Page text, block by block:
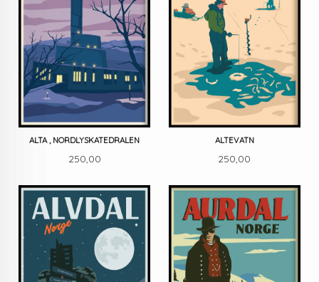
ALTA , NORDLYSKATEDRALEN
Pris
250,00
ALTEVATN
Pris
250,00